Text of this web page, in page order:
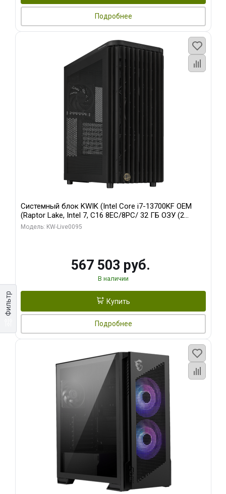
Фильтр
Подробнее
Системный блок KWIK (Intel Core i7-13700KF OEM
(Raptor Lake, Intel 7, C16 8EC/8PC/ 32 ГБ ОЗУ (2
модуля)/ Afox RTX4090 24GB GDDR6X 384-Bit 3xDP
Модель: KW-Live0095
567 503 руб.
В наличии
Купить
Подробнее